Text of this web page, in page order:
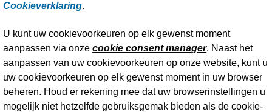
Cookieverklaring.
U kunt uw cookievoorkeuren op elk gewenst moment
aanpassen via onzecookie consent manager. Naast het
aanpassen van uw cookievoorkeuren op onze website, kunt u
uw cookievoorkeuren op elk gewenst moment in uw browser
beheren. Houd er rekening mee dat uw browserinstellingen u
mogelijk niet hetzelfde gebruiksgemak bieden als de cookie-